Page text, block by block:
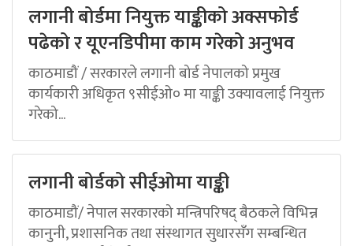
लगानी बोर्डमा नियुक्त याङ्कीको अक्सफोर्ड
पढेको र यूएनडिपीमा काम गरेको अनुभव
काठमाडौं / सरकारले लगानी बोर्ड नेपालको प्रमुख
कार्यकारी अधिकृत ९सीईओ० मा याङ्की उक्यावलाई नियुक्त
गरेको...
लगानी बोर्डको सीईओमा याङ्की
काठमाडौं/ नेपाल सरकारको मन्त्रिपरिषद् बैठकले विभिन्न
कानुनी, प्रशासनिक तथा संस्थागत सुधारसँग सम्बन्धित